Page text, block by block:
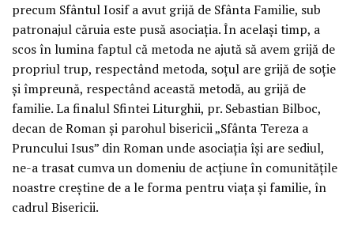
precum Sfântul Iosif a avut grijă de Sfânta Familie, sub
patronajul căruia este pusă asociația. În același timp, a
scos în lumina faptul că metoda ne ajută să avem grijă de
propriul trup, respectând metoda, soțul are grijă de soție
și împreună, respectând această metodă, au grijă de
familie. La finalul Sfintei Liturghii, pr. Sebastian Bilboc,
decan de Roman și parohul bisericii „Sfânta Tereza a
Pruncului Isus” din Roman unde asociația își are sediul,
ne-a trasat cumva un domeniu de acțiune în comunitățile
noastre creștine de a le forma pentru viața și familie, în
cadrul Bisericii.